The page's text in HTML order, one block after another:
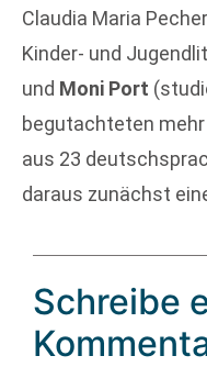
Claudia Maria
Kinder- und
und Moni Port
begutachteten
aus 23
daraus zunächst
Schreibe